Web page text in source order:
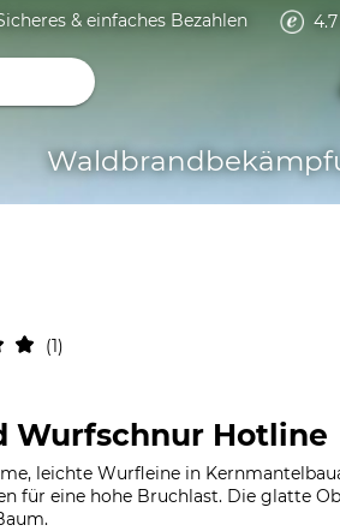
& einfaches Bezahlen
1
Wurfschnur Hotline
leichte Wurfleine in
für eine hohe Bruchlast. Die glatte